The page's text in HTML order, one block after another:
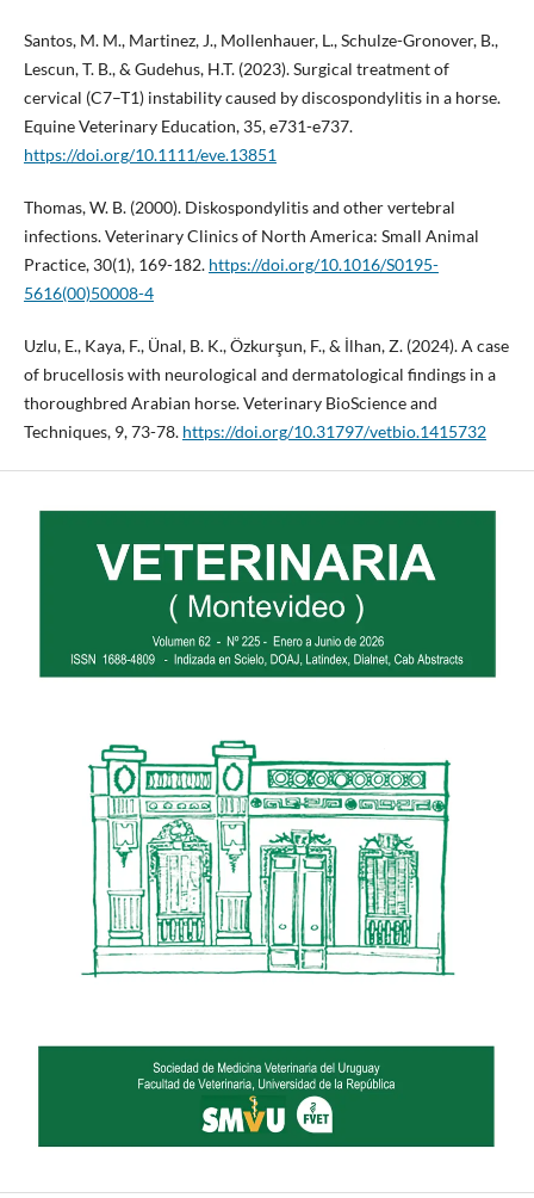
Santos, M. M., Martinez, J., Mollenhauer, L., Schulze-Gronover, B.,
Lescun, T. B., & Gudehus, H.T. (2023). Surgical treatment of
cervical (C7–T1) instability caused by discospondylitis in a horse.
Equine Veterinary Education, 35, e731-e737.
https://doi.org/10.1111/eve.13851
Thomas, W. B. (2000). Diskospondylitis and other vertebral
infections. Veterinary Clinics of North America: Small Animal
Practice, 30(1), 169-182. https://doi.org/10.1016/S0195-
5616(00)50008-4
Uzlu, E., Kaya, F., Ünal, B. K., Özkurşun, F., & İlhan, Z. (2024). A case
of brucellosis with neurological and dermatological findings in a
thoroughbred Arabian horse. Veterinary BioScience and
Techniques, 9, 73-78. https://doi.org/10.31797/vetbio.1415732